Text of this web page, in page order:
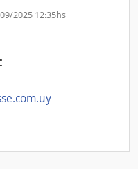
2025 12:35hs